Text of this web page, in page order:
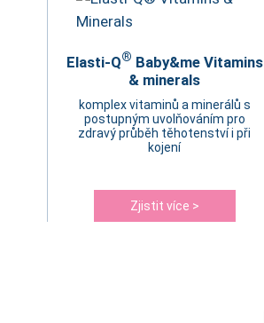
Elasti-Q® Baby&me Vitamins
& minerals
komplex vitaminů a minerálů s
postupným uvolňováním pro
zdravý průběh těhotenství i při
kojení
Zjistit více >